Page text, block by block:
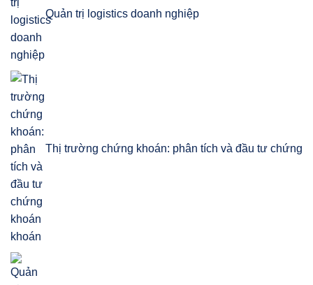
Quản trị logistics doanh nghiệp
Thị trường chứng khoán: phân tích và đầu tư chứng
khoán